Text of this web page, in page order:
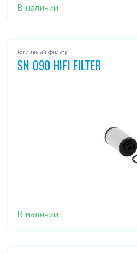
В наличии
Топливный фильтр
SN 090 HIFI FILTER
В наличии